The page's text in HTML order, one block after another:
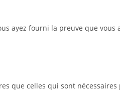
ayez fourni la preuve que vous
que celles qui sont